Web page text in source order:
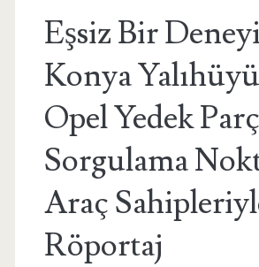
Eşsiz Bir
Konya
Opel Yedek
Sorgulama
Araç
Röportaj